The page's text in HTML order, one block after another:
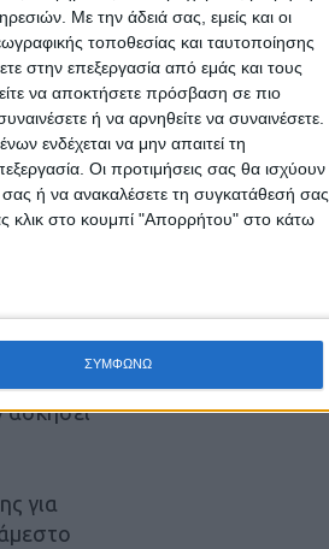
Με την άδειά σας, εμείς και οι
τοποθεσίας και ταυτοποίησης
στην επεξεργασία από εμάς και τους
να αποκτήσετε πρόσβαση σε πιο
ή να αρνηθείτε να συναινέσετε.
ενδέχεται να μην απαιτεί τη
Οι προτιμήσεις σας θα ισχύουν
σας ή να ανακαλέσετε τη συγκατάθεσή σας
κλικ στο κουμπί "Απορρήτου" στο κάτω
ΣΥΜΦΩΝΩ
δυνάμεις
χώρο
δύο
οι
και
τα
ασκήσει
για